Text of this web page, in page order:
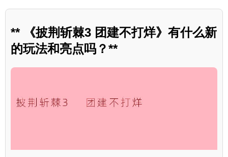
** 《披荆斩棘3 团建不打烊》有什么新
的玩法和亮点吗？**